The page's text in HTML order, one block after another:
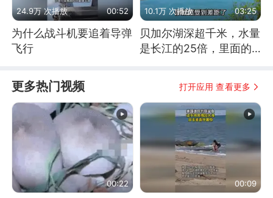
24.9万 次播放 00:52
为什么战斗机要追着导弹
飞行
10.1万 次播放 03:25
贝加尔湖深超千米，水量
是长江的25倍，里面的
更多热门视频 打开应用 查看更多
00:22 00:09